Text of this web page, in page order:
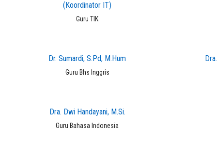
(Koordinator IT)
Guru TIK
Dr. Sumardi, S.Pd, M.Hum
Guru Bhs Inggris
Dra. Dwi Handayani, M.Si.
Guru Bahasa Indonesia